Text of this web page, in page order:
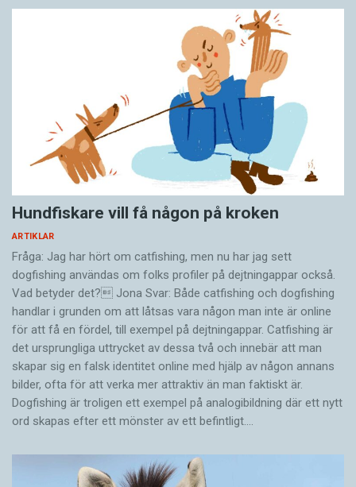
Hundfiskare vill få någon på kroken
ARTIKLAR
Fråga: Jag har hört om catfishing, men nu har jag sett
dogfishing användas om folks profiler på dejtningappar också.
Vad betyder det? Jona Svar: Både catfishing och dogfishing
handlar i grunden om att låtsas vara någon man inte är online
för att få en fördel, till exempel på dejtningappar. Catfishing är
det ursprungliga uttrycket av dessa två och innebär att man
skapar sig en falsk identitet online med hjälp av någon annans
bilder, ofta för att verka mer attraktiv än man faktiskt är.
Dogfishing är troligen ett exempel på analogibildning där ett nytt
ord skapas efter ett mönster av ett befintligt.…